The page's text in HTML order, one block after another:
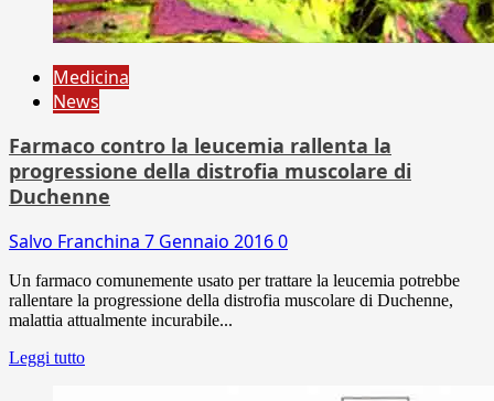
Medicina
News
Farmaco contro la leucemia rallenta la
progressione della distrofia muscolare di
Duchenne
Salvo Franchina 7 Gennaio 20160
Un farmaco comunemente usato per trattare la leucemia potrebbe
rallentare la progressione della distrofia muscolare di Duchenne,
malattia attualmente incurabile...
Leggi tutto